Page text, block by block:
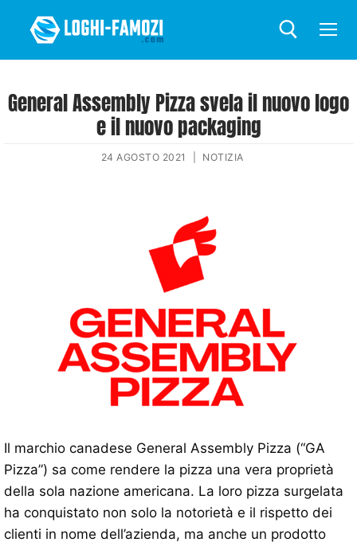
General Assembly Pizza svela il nuovo logo
e il nuovo packaging
24 AGOSTO 2021 NOTIZIA
Il marchio canadese General Assembly Pizza (“GA
Pizza”) sa come rendere la pizza una vera proprietà
della sola nazione americana. La loro pizza surgelata
ha conquistato non solo la notorietà e il rispetto dei
clienti in nome dell’azienda, ma anche un prodotto